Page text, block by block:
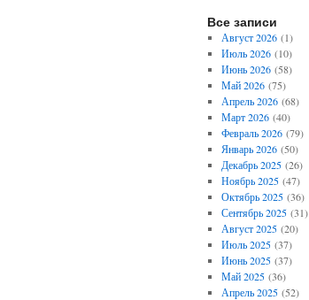
Все записи
Август 2026(1)
Июль 2026(10)
Июнь 2026(58)
Май 2026(75)
Апрель 2026(68)
Март 2026(40)
Февраль 2026(79)
Январь 2026(50)
Декабрь 2025(26)
Ноябрь 2025(47)
Октябрь 2025(36)
Сентябрь 2025(31)
Август 2025(20)
Июль 2025(37)
Июнь 2025(37)
Май 2025(36)
Апрель 2025(52)